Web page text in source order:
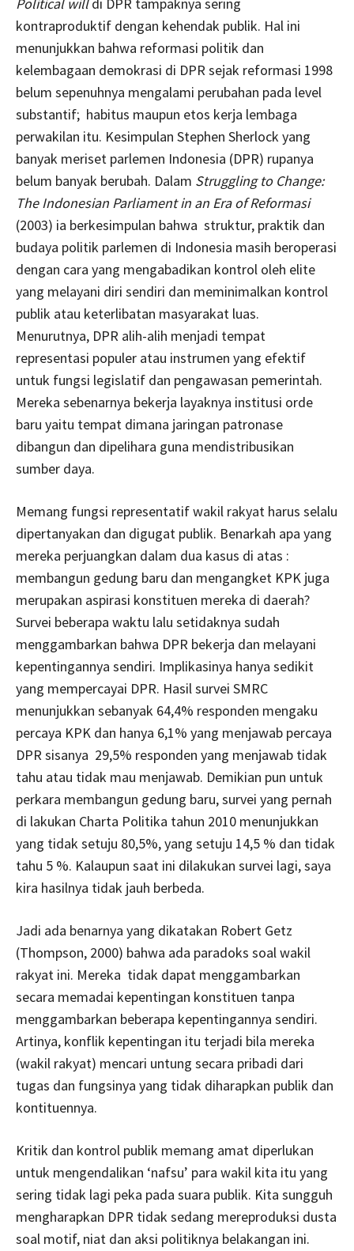
kontraproduktif dengan kehendak publik. Hal ini
menunjukkan bahwa reformasi politik dan
kelembagaan demokrasi di DPR sejak reformasi 1998
belum sepenuhnya mengalami perubahan pada level
substantif; habitus maupun etos kerja lembaga
perwakilan itu. Kesimpulan Stephen Sherlock yang
banyak meriset parlemen Indonesia (DPR) rupanya
belum banyak berubah. Dalam Struggling to Change:
The Indonesian Parliament in an Era of Reformasi
(2003) ia berkesimpulan bahwa struktur, praktik dan
budaya politik parlemen di Indonesia masih beroperasi
dengan cara yang mengabadikan kontrol oleh elite
yang melayani diri sendiri dan meminimalkan kontrol
publik atau keterlibatan masyarakat luas.
Menurutnya, DPR alih-alih menjadi tempat
representasi populer atau instrumen yang efektif
untuk fungsi legislatif dan pengawasan pemerintah.
Mereka sebenarnya bekerja layaknya institusi orde
baru yaitu tempat dimana jaringan patronase
dibangun dan dipelihara guna mendistribusikan
sumber daya.
Memang fungsi representatif wakil rakyat harus selalu
dipertanyakan dan digugat publik. Benarkah apa yang
mereka perjuangkan dalam dua kasus di atas :
membangun gedung baru dan mengangket KPK juga
merupakan aspirasi konstituen mereka di daerah?
Survei beberapa waktu lalu setidaknya sudah
menggambarkan bahwa DPR bekerja dan melayani
kepentingannya sendiri. Implikasinya hanya sedikit
yang mempercayai DPR. Hasil survei SMRC
menunjukkan sebanyak 64,4% responden mengaku
percaya KPK dan hanya 6,1% yang menjawab percaya
DPR sisanya 29,5% responden yang menjawab tidak
tahu atau tidak mau menjawab. Demikian pun untuk
perkara membangun gedung baru, survei yang pernah
di lakukan Charta Politika tahun 2010 menunjukkan
yang tidak setuju 80,5%, yang setuju 14,5 % dan tidak
tahu 5 %. Kalaupun saat ini dilakukan survei lagi, saya
kira hasilnya tidak jauh berbeda.
Jadi ada benarnya yang dikatakan Robert Getz
(Thompson, 2000) bahwa ada paradoks soal wakil
rakyat ini. Mereka tidak dapat menggambarkan
secara memadai kepentingan konstituen tanpa
menggambarkan beberapa kepentingannya sendiri.
Artinya, konflik kepentingan itu terjadi bila mereka
(wakil rakyat) mencari untung secara pribadi dari
tugas dan fungsinya yang tidak diharapkan publik dan
kontituennya.
Kritik dan kontrol publik memang amat diperlukan
untuk mengendalikan ‘nafsu’ para wakil kita itu yang
sering tidak lagi peka pada suara publik. Kita sungguh
mengharapkan DPR tidak sedang mereproduksi dusta
soal motif, niat dan aksi politiknya belakangan ini.